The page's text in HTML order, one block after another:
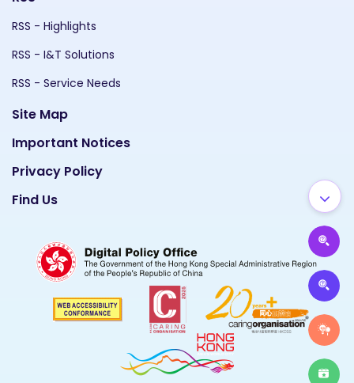
RSS - Highlights
RSS - I&T Solutions
RSS - Service Needs
Site Map
Important Notices
Privacy Policy
Find Us